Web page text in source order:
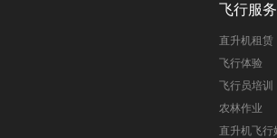
飞行服务
直升机租赁
飞行体验
飞行员培训
农林作业
直升机飞行